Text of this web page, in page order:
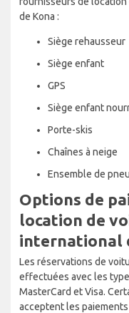
de Kona :
Siège rehausseur
Siège enfant
GPS
Siège enfant
Porte-skis
Chaînes à neige
Ensemble de
Options de
location de
international
Les réservations de
effectuées avec les
MasterCard et Visa.
acceptent les